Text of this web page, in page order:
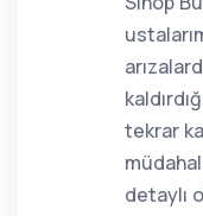
tekrar
detaylı